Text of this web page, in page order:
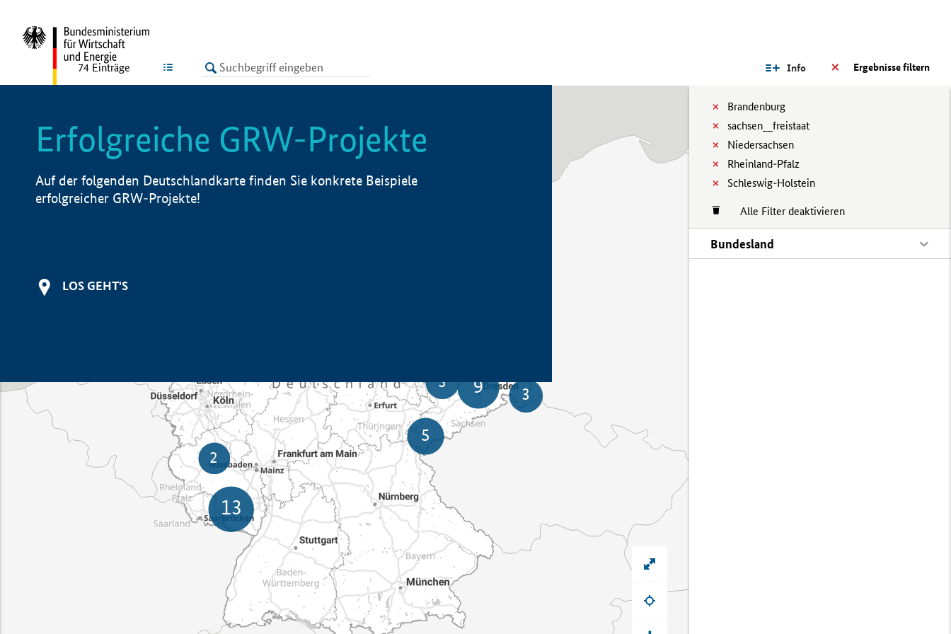
LISTE Ergebnisse filtern
Info
Brandenburg
sachsen__freistaat
Niedersachsen
Rheinland-Pfalz
Schleswig-Holstein
Alle Filter deaktivieren
Bundesland
74 Einträge
Erfolgreiche GRW-Projekte
Auf der folgenden Deutschlandkarte finden Sie konkrete Beispiele
erfolgreicher GRW-Projekte!
LOS GEHT'S